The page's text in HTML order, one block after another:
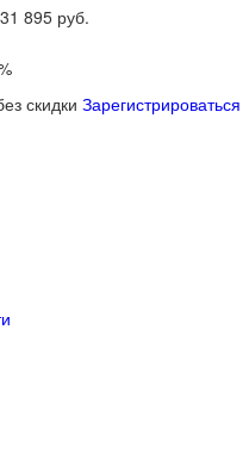
31 895 руб.
скидки Зарегистрироваться